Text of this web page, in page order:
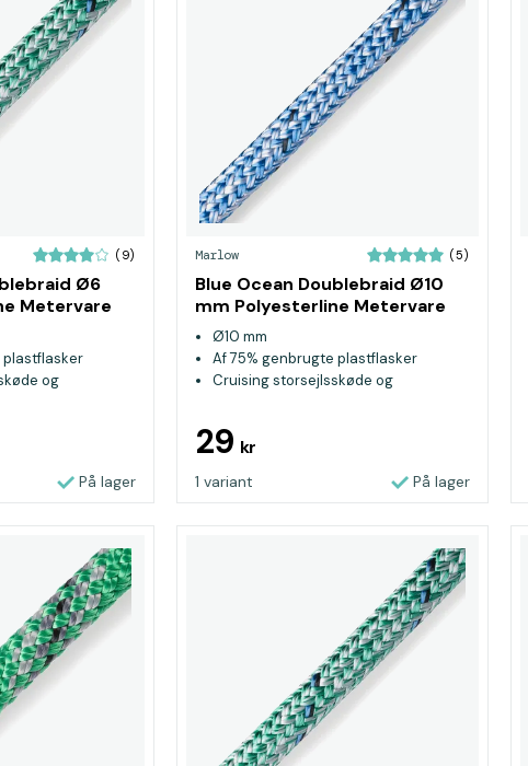
(9)
Ø6
Metervare
plastflasker
og
På lager
Marlow (5)
Blue Ocean Doublebraid Ø10
mm Polyesterline Metervare
BlåØ10 mm
Af 75% genbrugte plastflasker
Cruising storsejlsskøde og
29 kr
1 variant På lager